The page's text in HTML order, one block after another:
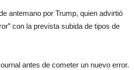
antemano por Trump, quien advirtió
con la prevista subida de tipos de
antes de cometer un nuevo error.